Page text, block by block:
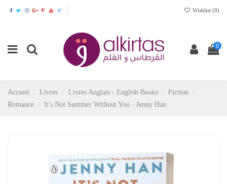
Wishlist (0)
0
Accueil Livres Livres Anglais - English Books
Fiction
Romance
It's Not Summer Without You - Jenny Han